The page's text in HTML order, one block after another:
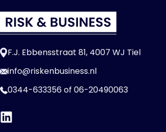
F.J. Ebbensstraat 81, 4007 WJ Tiel
info@riskenbusiness.nl
0344-633356of 06-20490063